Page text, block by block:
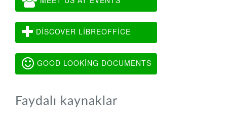
DISCOVER LIBREOFFICE
GOOD LOOKING DOCUMENTS
Faydalı kaynaklar